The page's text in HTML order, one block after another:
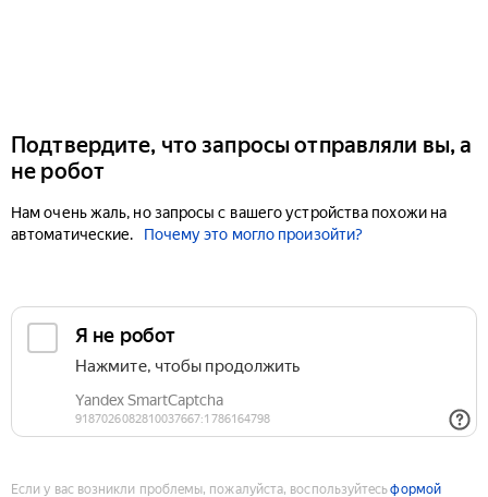
Подтвердите, что запросы отправляли вы, а
не робот
Нам очень жаль, но запросы с вашего устройства похожи на
автоматические.
Почему это могло произойти?
Если у вас возникли проблемы, пожалуйста, воспользуйтесьформой